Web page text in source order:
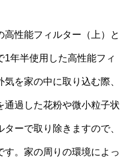
高性能フィルター（上）と
1年半使用した高性能フィ
を家の中に取り込む際、
通過した花粉や微小粒子状
ーで取り除きますので、
す。家の周りの環境によっ